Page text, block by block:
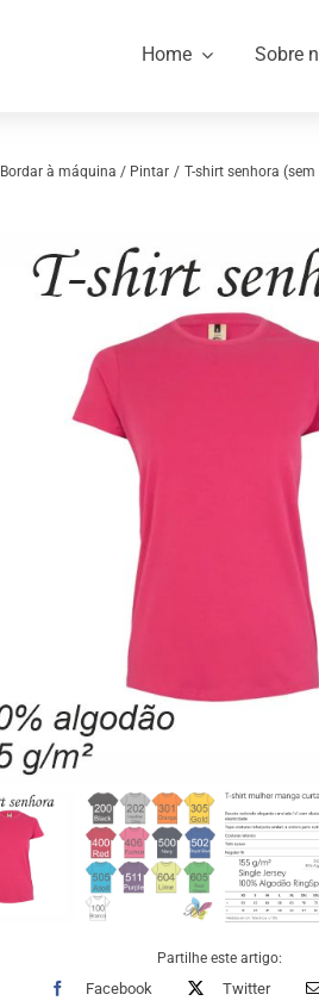
Home Sobre
Costura Criativa
Bordar à máquina / Pintar T-shirt senhora
Partilhe este artigo:
Facebook Twitter